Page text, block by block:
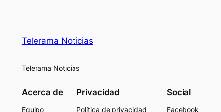
Telerama Noticias
Telerama Noticias
Acerca de
Equipo
Privacidad
Política de privacidad
Social
Facebook